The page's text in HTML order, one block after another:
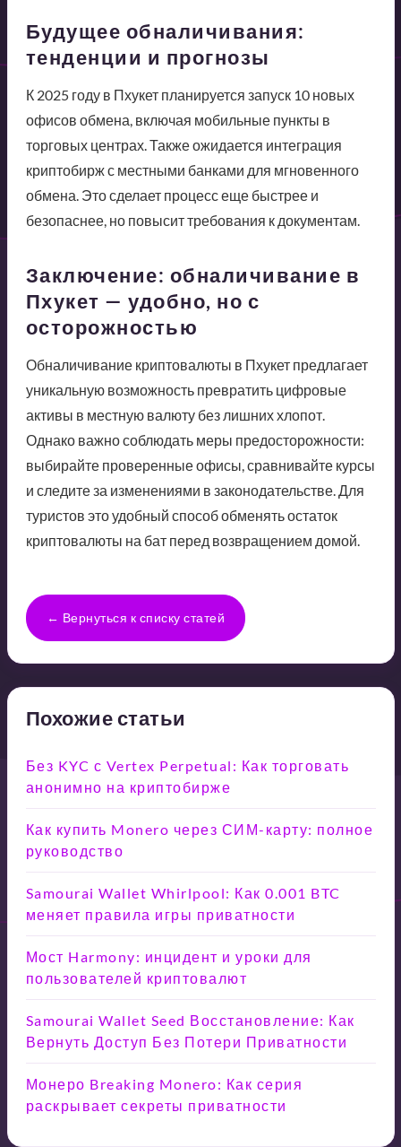
Будущее обналичивания:
тенденции и прогнозы
К 2025 году в Пхукет планируется запуск 10 новых
офисов обмена, включая мобильные пункты в
торговых центрах. Также ожидается интеграция
криптобирж с местными банками для мгновенного
обмена. Это сделает процесс еще быстрее и
безопаснее, но повысит требования к документам.
Заключение: обналичивание в
Пхукет — удобно, но с
осторожностью
Обналичивание криптовалюты в Пхукет предлагает
уникальную возможность превратить цифровые
активы в местную валюту без лишних хлопот.
Однако важно соблюдать меры предосторожности:
выбирайте проверенные офисы, сравнивайте курсы
и следите за изменениями в законодательстве. Для
туристов это удобный способ обменять остаток
криптовалюты на бат перед возвращением домой.
← Вернуться к списку статей
Похожие статьи
Без KYC с Vertex Perpetual: Как торговать
анонимно на криптобирже
Как купить Monero через СИМ-карту: полное
руководство
Samourai Wallet Whirlpool: Как 0.001 BTC
меняет правила игры приватности
Мост Harmony: инцидент и уроки для
пользователей криптовалют
Samourai Wallet Seed Восстановление: Как
Вернуть Доступ Без Потери Приватности
Монеро Breaking Monero: Как серия
раскрывает секреты приватности